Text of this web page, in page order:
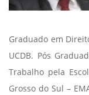
Graduado em
UCDB. Pós
Trabalho pela
Grosso do Sul –